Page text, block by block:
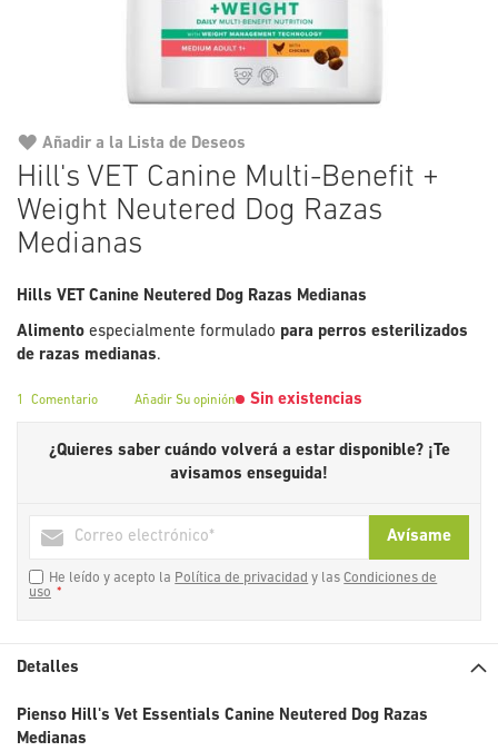
Hill's VET Canine Multi-Benefit +
Weight Neutered Dog Razas
Medianas
Hills VET Canine Neutered Dog Razas Medianas
Alimento especialmente formulado para perros esterilizados
de razas medianas.
1 Comentario Añadir Su opinión Sin existencias
¿Quieres saber cuándo volverá a estar disponible? ¡Te
avisamos enseguida!
Avísame
He leído y acepto la Política de privacidad y lasCondiciones de
uso
Añadir a la Lista de Deseos
al
comienzo
de
imágenes
Detalles
Pienso Hill's Vet Essentials Canine Neutered Dog Razas
Medianas